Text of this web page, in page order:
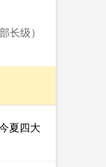
长级）
夏四大